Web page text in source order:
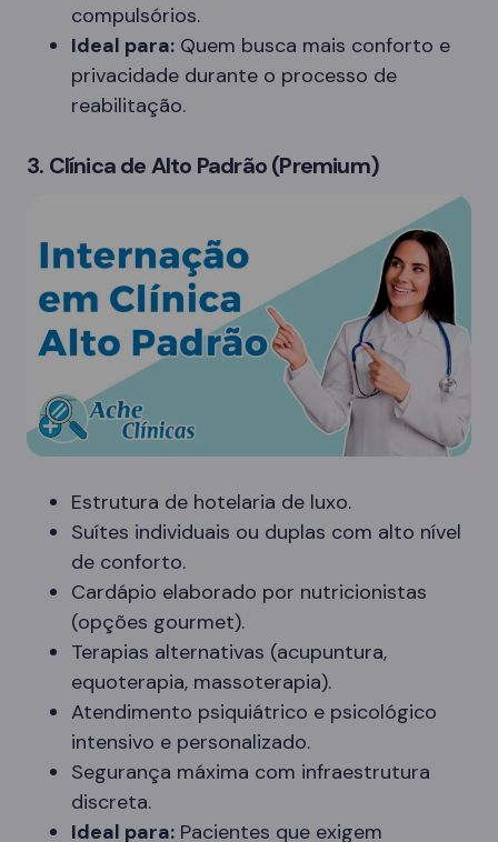
compulsórios.
Ideal para: Quem busca mais conforto e
privacidade durante o processo de
reabilitação.
3. Clínica de Alto Padrão (Premium)
Estrutura de hotelaria de luxo.
Suítes individuais ou duplas com alto nível
de conforto.
Cardápio elaborado por nutricionistas
(opções gourmet).
Terapias alternativas (acupuntura,
equoterapia, massoterapia).
Atendimento psiquiátrico e psicológico
intensivo e personalizado.
Segurança máxima com infraestrutura
discreta.
Ideal para: Pacientes que exigem